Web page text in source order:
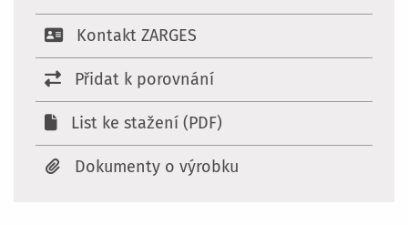
Kontakt ZARGES
Přidat k porovnání
List ke stažení (PDF)
Dokumenty o výrobku